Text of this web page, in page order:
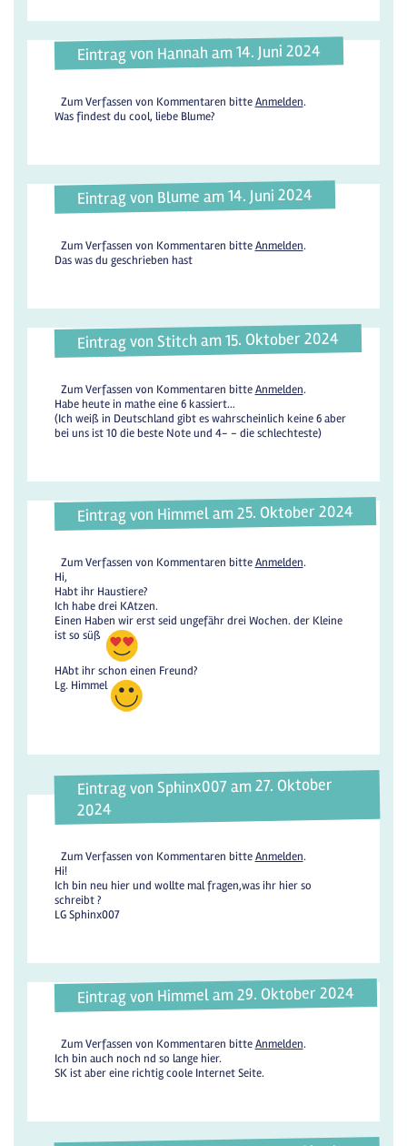
Eintrag von Hannah am 14. Juni 2024
Zum Verfassen von Kommentaren bitteAnmelden.
Was findest du cool, liebe Blume?
Eintrag von Blume am 14. Juni 2024
Zum Verfassen von Kommentaren bitteAnmelden.
Das was du geschrieben hast
Eintrag von Stitch am 15. Oktober 2024
Zum Verfassen von Kommentaren bitteAnmelden.
Habe heute in mathe eine 6 kassiert…
(Ich weiß in Deutschland gibt es wahrscheinlich keine 6 aber
bei uns ist 10 die beste Note und 4- - die schlechteste)
Eintrag von Himmel am 25. Oktober 2024
Zum Verfassen von Kommentaren bitteAnmelden.
Hi,
Habt ihr Haustiere?
Ich habe drei KAtzen.
Einen Haben wir erst seid ungefähr drei Wochen. der Kleine
ist so süß
HAbt ihr schon einen Freund?
Lg. Himmel
Eintrag von Sphinx007 am 27. Oktober
2024
Zum Verfassen von Kommentaren bitteAnmelden.
Hi!
Ich bin neu hier und wollte mal fragen,was ihr hier so
schreibt ?
LG Sphinx007
Eintrag von Himmel am 29. Oktober 2024
Zum Verfassen von Kommentaren bitteAnmelden.
Ich bin auch noch nd so lange hier.
SK ist aber eine richtig coole Internet Seite.